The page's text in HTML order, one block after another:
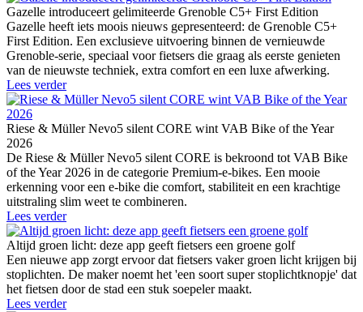
Gazelle introduceert gelimiteerde Grenoble C5+ First Edition
Gazelle heeft iets moois nieuws gepresenteerd: de Grenoble C5+
First Edition. Een exclusieve uitvoering binnen de vernieuwde
Grenoble-serie, speciaal voor fietsers die graag als eerste genieten
van de nieuwste techniek, extra comfort en een luxe afwerking.
Lees verder
Riese & Müller Nevo5 silent CORE wint VAB Bike of the Year
2026
De Riese & Müller Nevo5 silent CORE is bekroond tot VAB Bike
of the Year 2026 in de categorie Premium-e-bikes. Een mooie
erkenning voor een e-bike die comfort, stabiliteit en een krachtige
uitstraling slim weet te combineren.
Lees verder
Altijd groen licht: deze app geeft fietsers een groene golf
Een nieuwe app zorgt ervoor dat fietsers vaker groen licht krijgen bij
stoplichten. De maker noemt het 'een soort super stoplichtknopje' dat
het fietsen door de stad een stuk soepeler maakt.
Lees verder